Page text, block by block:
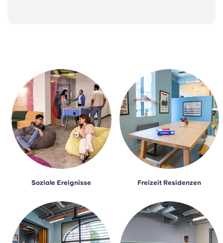
Soziale Ereignisse Freizeit Residenzen